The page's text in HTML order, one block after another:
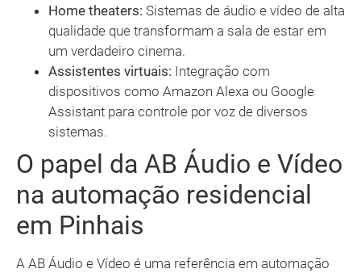
Home theaters: Sistemas de áudio e vídeo de alta
qualidade que transformam a sala de estar em
um verdadeiro cinema.
Assistentes virtuais: Integração com
dispositivos como Amazon Alexa ou Google
Assistant para controle por voz de diversos
sistemas.
O papel da AB Áudio e Vídeo
na automação residencial
em Pinhais
A AB Áudio e Vídeo é uma referência em automação